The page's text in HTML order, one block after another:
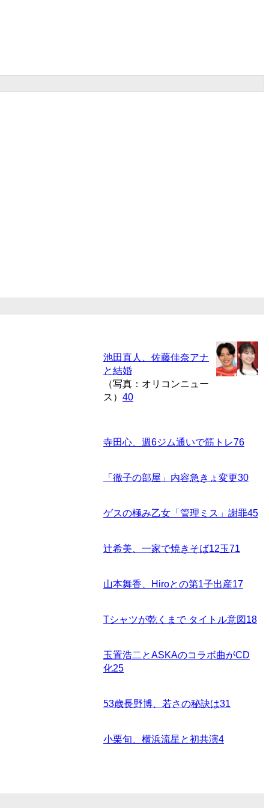
池田直人、佐藤佳奈アナ
と結婚
（写真：オリコンニュー
ス） 40
寺田心、週6ジム通いで筋トレ76
「徹子の部屋」内容急きょ変更30
ゲスの極み乙女「管理ミス」謝罪45
辻希美、一家で焼きそば12玉71
山本舞香、Hiroとの第1子出産17
Tシャツが乾くまで タイトル意図 18
玉置浩二とASKAのコラボ曲がCD
化25
53歳長野博、若さの秘訣は31
小栗旬、横浜流星と初共演4